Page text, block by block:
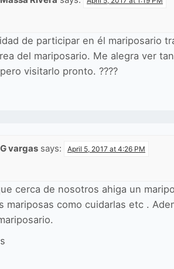
de participar en él mariposario
del mariposario. Me alegra ver
visitarlo pronto. ????
vargas says: April 5, 2017 at 4:26 PM
cerca de nosotros ahiga un
mariposas como cuidarlas etc .